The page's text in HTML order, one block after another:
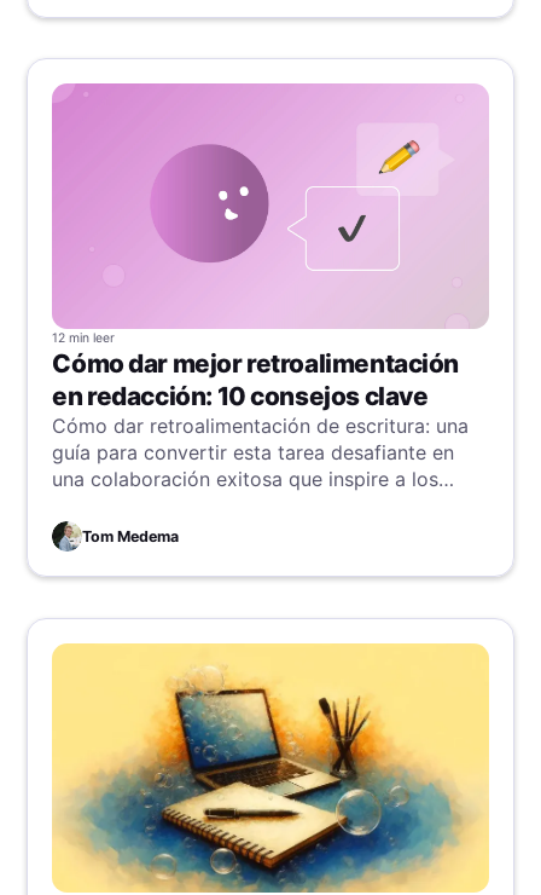
12 min leer
Cómo dar mejor retroalimentación
en redacción: 10 consejos clave
Cómo dar retroalimentación de escritura: una
guía para convertir esta tarea desafiante en
una colaboración exitosa que inspire a los
Tom Medema